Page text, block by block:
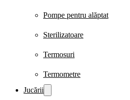
Pompe pentru alăptat
Sterilizatoare
Termosuri
Termometre
Jucării